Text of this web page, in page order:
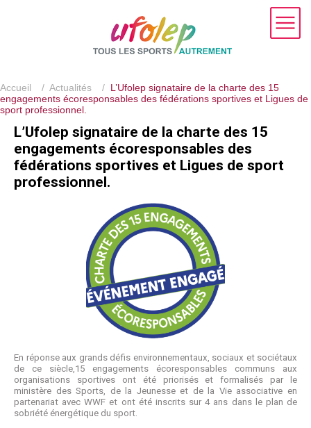
Accueil / Actualités / L’Ufolep signataire de la charte des 15
engagements écoresponsables des fédérations sportives et Ligues de
sport professionnel.
L’Ufolep signataire de la charte des 15
engagements écoresponsables des
fédérations sportives et Ligues de sport
professionnel.
En réponse aux grands défis environnementaux, sociaux et sociétaux
de ce siècle,15 engagements écoresponsables communs aux
organisations sportives ont été priorisés et formalisés par le
ministère des Sports, de la Jeunesse et de la Vie associative en
partenariat avec WWF et ont été inscrits sur 4 ans dans le plan de
sobriété énergétique du sport.